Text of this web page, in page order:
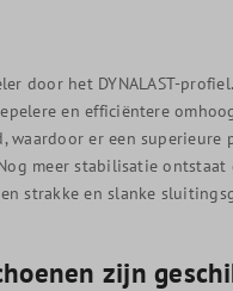
door het DYNALAST-
en efficiëntere
er een superieure
meer stabilisatie
strakke en slanke
zijn